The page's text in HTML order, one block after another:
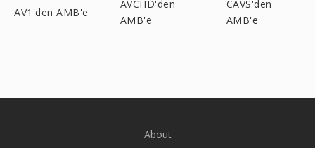
AV1'den AMB'e
AVCHD'den
AMB'e
CAVS'den
AMB'e
About